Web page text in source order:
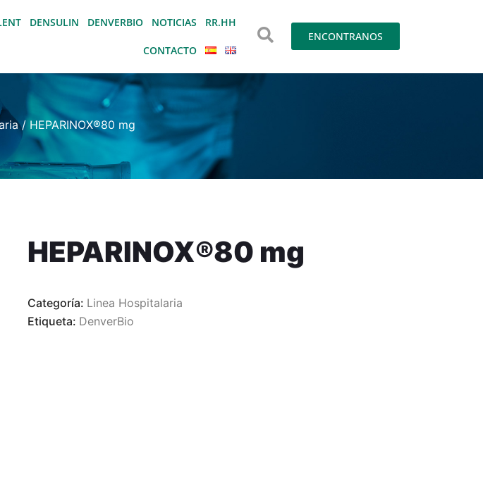
DENSULIN DENVERBIO NOTICIAS RR.HH
CONTACTO
ENCONTRANOS
/ HEPARINOX®80 mg
HEPARINOX®80 mg
Categoría: Linea Hospitalaria
Etiqueta: DenverBio